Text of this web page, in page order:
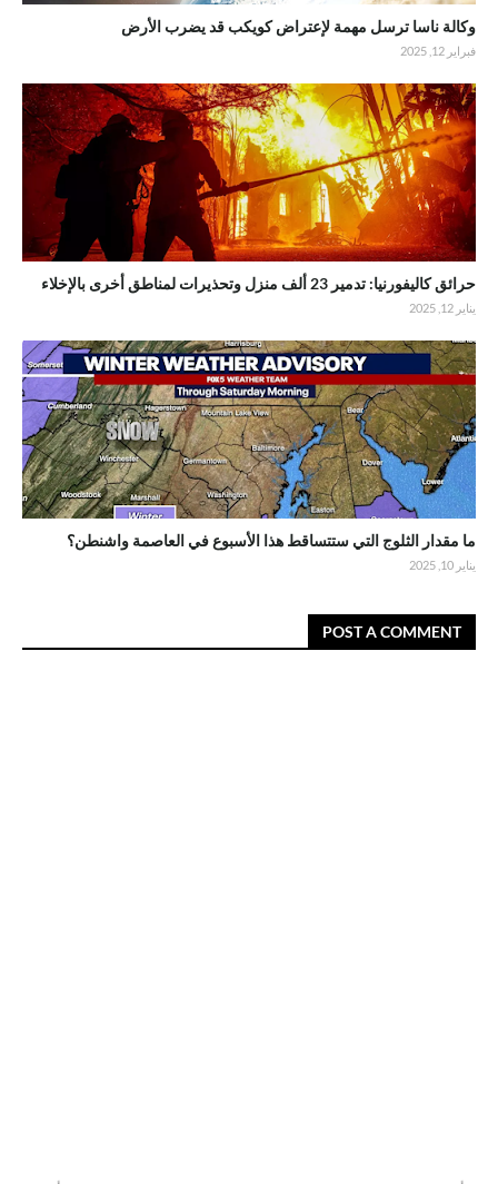
وكالة ناسا ترسل مهمة لإعتراض كويكب قد يضرب الأرض
فبراير 12, 2025
حرائق كاليفورنيا: تدمير 23 ألف منزل وتحذيرات لمناطق أخرى بالإخلاء
يناير 12, 2025
ما مقدار الثلوج التي ستتساقط هذا الأسبوع في العاصمة واشنطن؟
يناير 10, 2025
POST A COMMENT